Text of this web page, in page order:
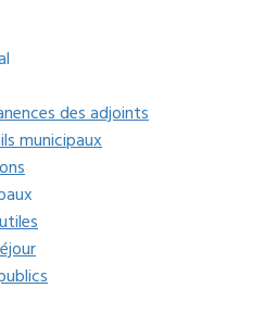
des adjoints
municipaux